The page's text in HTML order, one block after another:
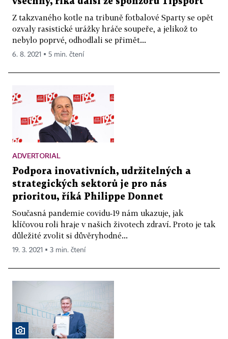
Z takzvaného kotle na tribuně fotbalové Sparty se opět
ozvaly rasistické urážky hráče soupeře, a jelikož to
nebylo poprvé, odhodlali se přimět...
6. 8. 2021 ▪ 5 min. čtení
ADVERTORIAL
Podpora inovativních, udržitelných a
strategických sektorů je pro nás
prioritou, říká Philippe Donnet
Současná pandemie covidu‑19 nám ukazuje, jak
klíčovou roli hraje v našich životech zdraví. Proto je tak
důležité zvolit si důvěryhodné...
19. 3. 2021 ▪ 3 min. čtení